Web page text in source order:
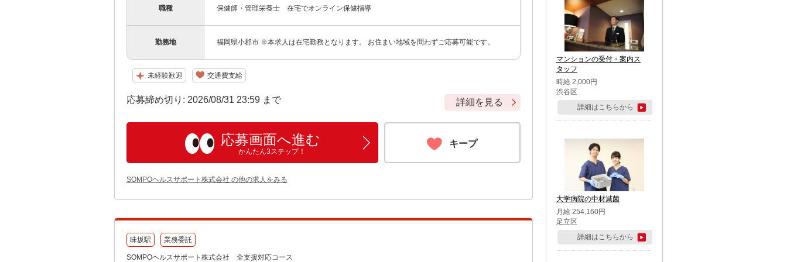
職種 保健師・管理栄養士 在宅でオンライン保健指導
勤務地 福岡県小郡市 ※本求人は在宅勤務となります。 お住まい地域を問わずご応募可能です。
未経験歓迎 交通費支給
応募締め切り: 2026/08/31 23:59 まで 詳細を見る
応募画面へ進む
かんたん3ステップ！
キープ
SOMPOヘルスサポート株式会社 の他の求人をみる
味坂駅 業務委託
SOMPOヘルスサポート株式会社 全支援対応コース
マンションの受付・案内ス
タッフ
時給 2,000円
渋谷区
詳細はこちらから
大学病院の中材滅菌
月給 254,160円
足立区
詳細はこちらから